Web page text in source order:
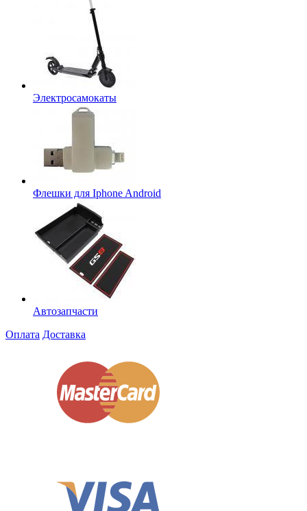
Электросамокаты
Флешки для Iphone Android
Автозапчасти
Оплата Доставка